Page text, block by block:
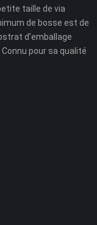
taille de via
de bosse est de
d’emballage
pour sa qualité